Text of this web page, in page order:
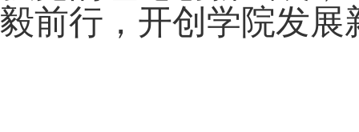
毅前行，开创学院发展